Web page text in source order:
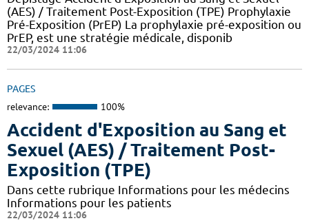
(AES) / Traitement Post-Exposition (TPE) Prophylaxie
Pré-Exposition (PrEP) La prophylaxie pré-exposition ou
PrEP, est une stratégie médicale, disponib
22/03/2024 11:06
PAGES
relevance: 100%
Accident d'Exposition au Sang et
Sexuel (AES) / Traitement Post-
Exposition (TPE)
Dans cette rubrique Informations pour les médecins
Informations pour les patients
22/03/2024 11:06